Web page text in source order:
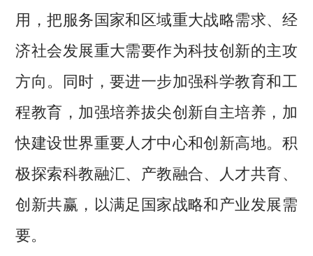
用，把服务国家和区域重大战略需求、经
济社会发展重大需要作为科技创新的主攻
方向。同时，要进一步加强科学教育和工
程教育，加强培养拔尖创新自主培养，加
快建设世界重要人才中心和创新高地。积
极探索科教融汇、产教融合、人才共育、
创新共赢，以满足国家战略和产业发展需
要。